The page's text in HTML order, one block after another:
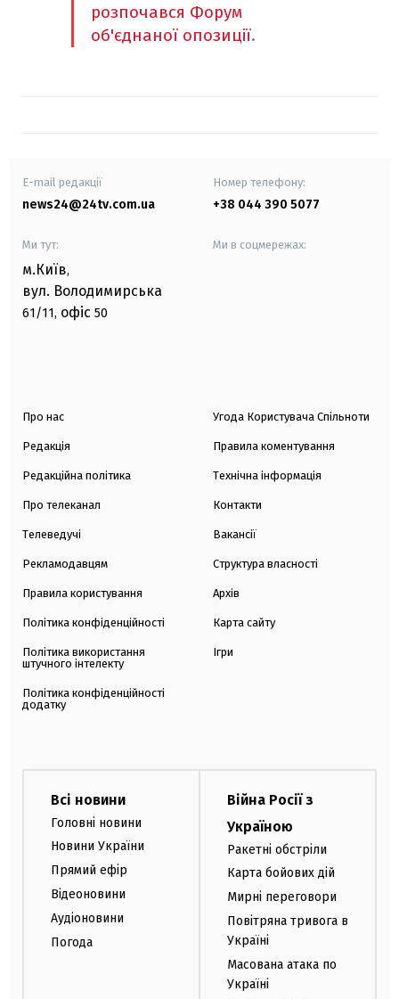
розпочався Форум
об'єднаної опозиції.
E-mail редакції
news24@24tv.com.ua
Номер телефону:
+38 044 390 5077
Ми тут:
м.Київ,
вул. Володимирська
61/11, офіс 50
Ми в соцмережах:
Про нас
Редакція
Редакційна політика
Про телеканал
Телеведучі
Рекламодавцям
Правила користування
Політика конфіденційності
Політика використання
штучного інтелекту
Політика конфіденційності
додатку
Угода Користувача Спільноти
Правила коментування
Технічна інформація
Контакти
Вакансії
Структура власності
Архів
Карта сайту
Ігри
Всі новини
Головні новини
Новини України
Прямий ефір
Відеоновини
Аудіоновини
Погода
Війна Росії з
Україною
Ракетні обстріли
Карта бойових дій
Мирні переговори
Повітряна тривога в
Україні
Масована атака по
Україні